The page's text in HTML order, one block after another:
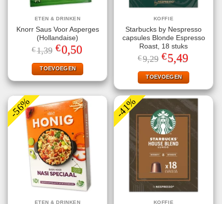
ETEN & DRINKEN
Knorr Saus Voor Asperges
(Hollandaise)
€1,39 Oorspronkelijke
prijs
was:
€1,39.
€0,50
is:
€0,50.
TOEVOEGEN
KOFFIE
Starbucks by Nespresso
capsules Blonde Espresso
Roast, 18 stuks
€9,29 Oorspronkelijke
prijs
was:
€9,29.
€5,49
is:
€5,49.
TOEVOEGEN
-56%
ETEN & DRINKEN
-41%
KOFFIE